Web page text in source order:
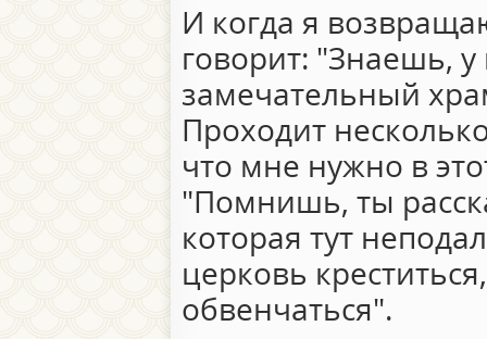
И когда я
говорит: "Знаешь, у
замечательный
Проходит
что мне нужно в
"Помнишь, ты
которая тут
церковь
обвенчаться".